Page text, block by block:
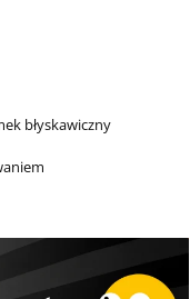
błyskawiczny